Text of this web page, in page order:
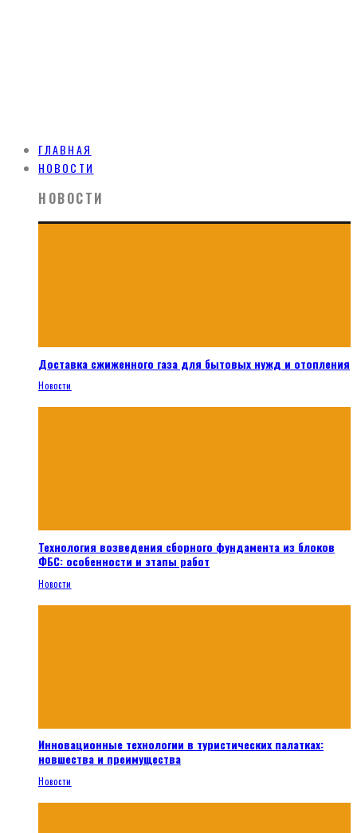
ГЛАВНАЯ
НОВОСТИ
НОВОСТИ
Доставка сжиженного газа для бытовых нужд и отопления
Новости
Технология возведения сборного фундамента из блоков
ФБС: особенности и этапы работ
Новости
Инновационные технологии в туристических палатках:
новшества и преимущества
Новости